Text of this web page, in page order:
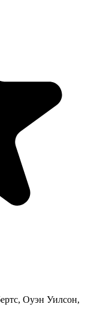
Оуэн Уилсон,